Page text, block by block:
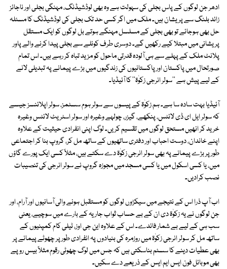
ادھر جن لوگوں کے پاس بجلی کی سہولت ہے وہ بھی لوڈشیڈنگ، مہنگی بجلی اور ناجائز
زائد بلنگ سے پریشان ہیں۔ ملک میں اگر کسی حد تک بجلی کی لوڈشیڈنگ کا مسئلہ
حل بھی ہوجائے تو بھی بجلی کے مسلسل مہنگے ہوتے بل لوگوں کو ایک مستقل
پریشانی میں مبتلا کیے رکھیں گے۔ دوسری طرف کوئلے سے بجلی پیدا کرنے والے پاور
پلانٹ ملک کے پہلے سے ہی آلودہ قدرتی ماحول کو مزید تباہ کر رہے ہیں۔ اس تمام
صورتحال میں پاکستان اور پاکستانیوں کی زندگیوں میں بڑے پیمانے پہ تبدیلی لانے
کے لیے پیش ہے ''سولر انرجی زکوٰۃ'' کا آئیڈیا۔
آئیڈیا بہت سادہ سا ہے۔ ہم زکوٰۃ کے پیسوں سے سولر ہوم سسٹمز، سولر اپلائنسز جیسے
کہ سولر ایل ای ڈی لائٹس، پنکھے، گیزر، چولہے وغیرہ اور سولر اسٹریٹ لائٹس وغیرہ
خرید کر انھیں مستحق لوگوں میں تقسیم کریں۔ لوگ اپنی انفرادی حیثیت کے علاوہ
اپنے خاندان، دوست احباب اور دفتری ساتھیوں کے ساتھ مل کر، گروپ بنا کر اجتماعی
طور پر بڑے پیمانے پہ بھی سولر انرجی زکوٰۃ دے سکتے ہیں، مثلاً کسی ایک پورے گاؤں
میں، یا کسی اسکول میں یا کسی مسجد میں مجوزہ گروپ نے سولر انرجی کی تنصیبات
نصب کرادیں۔
اب آپ ذرا اس کے نتیجے میں سیکڑوں لوگوں کو مستقبل ہونے والی آسانیوں اور آرام، اور
جن لوگوں نے یہ زکوٰۃ دی ان کے بے حساب ثواب جاریہ کے بارے میں سوچیے، یعنی
سب ہی کے لیے بے شمار فائدے۔ اس کے علاوہ این جی اوز، ٹیلی کام کمپنیوں کے
ساتھ مل کر سولر انرجی زکوٰۃ میں روزمرہ کی بنیادوں پہ انفرادی طور پر چھوٹے پیمانے پر
بھی عطیات دینے کا سسٹم بناسکتی ہیں کہ جس میں لوگ چھوٹی رقوم مثلاً بیس روپے
بھی موبائل فون ایس ایم ایس کے ذریعے دے سکیں۔